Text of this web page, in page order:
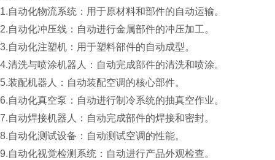
1.自动化物流系统：用于原材料和部件的自动运输。
2.自动化冲压线：自动进行金属部件的冲压加工。
3.自动化注塑机：用于塑料部件的自动成型。
4.清洗与喷涂机器人：自动完成部件的清洗和喷涂。
5.装配机器人：自动装配空调的核心部件。
6.自动化真空泵：自动进行制冷系统的抽真空作业。
7.自动焊接机器人：自动完成部件的焊接和密封。
8.自动化测试设备：自动测试空调的性能。
9.自动化视觉检测系统：自动进行产品外观检查。